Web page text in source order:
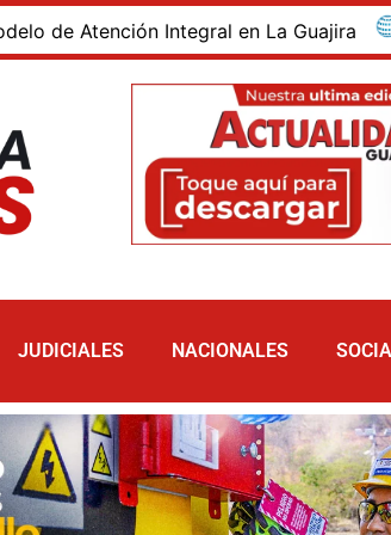
Integral en La Guajira
JUDICIALES NACIONALES